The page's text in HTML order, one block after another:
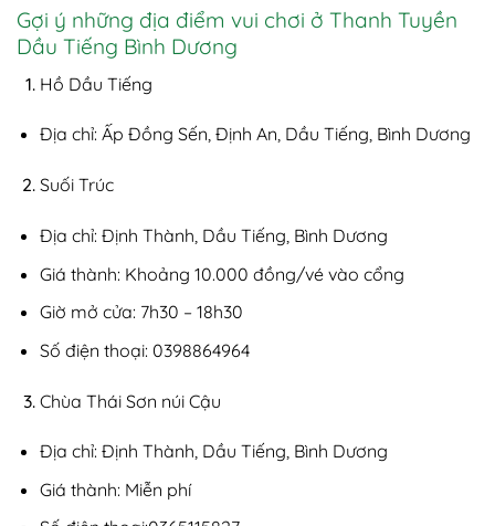
Gợi ý những địa điểm vui chơi ở Thanh Tuyền
Dầu Tiếng Bình Dương
Hồ Dầu Tiếng
Địa chỉ: Ấp Đồng Sến, Định An, Dầu Tiếng, Bình Dương
Suối Trúc
Địa chỉ: Định Thành, Dầu Tiếng, Bình Dương
Giá thành: Khoảng 10.000 đồng/vé vào cổng
Giờ mở cửa: 7h30 – 18h30
Số điện thoại: 0398864964
Chùa Thái Sơn núi Cậu
Địa chỉ: Định Thành, Dầu Tiếng, Bình Dương
Giá thành: Miễn phí